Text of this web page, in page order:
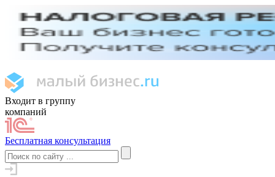
Входит в группу
компаний
Бесплатная консультация